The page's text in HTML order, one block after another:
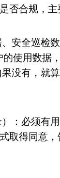
否合规，主
安全巡检
使用数据
没有，就
：必须有
取得同意